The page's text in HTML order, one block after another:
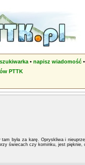
• napisz wiadomość •
PTTK
była za karę. Opryskliwa i
świecach czy kominku, jest